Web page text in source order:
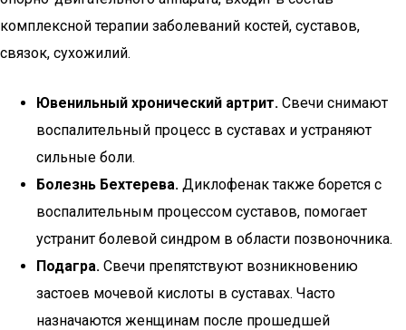
комплексной терапии заболеваний костей, суставов,
связок, сухожилий.
Ювенильный хронический артрит. Свечи снимают
воспалительный процесс в суставах и устраняют
сильные боли.
Болезнь Бехтерева. Диклофенак также борется с
воспалительным процессом суставов, помогает
устранит болевой синдром в области позвоночника.
Подагра. Свечи препятствуют возникновению
застоев мочевой кислоты в суставах. Часто
назначаются женщинам после прошедшей